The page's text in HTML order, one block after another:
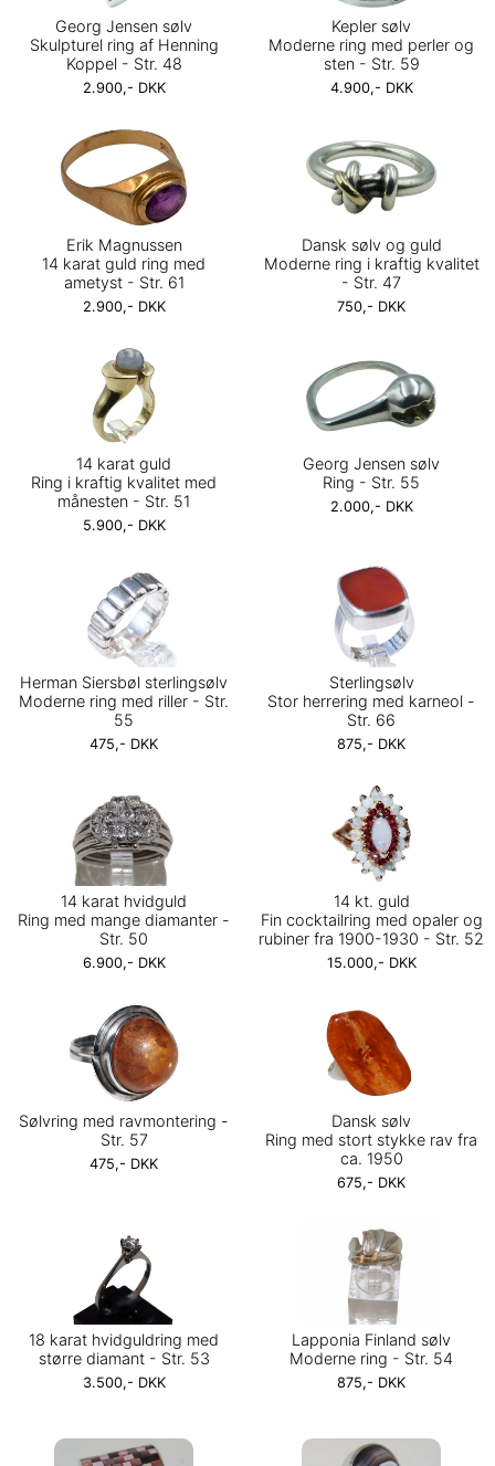
Georg Jensen sølv
Skulpturel ring af Henning
Koppel - Str. 48
2.900,- DKK
Kepler sølv
Moderne ring med perler og
sten - Str. 59
4.900,- DKK
Erik Magnussen
14 karat guld ring med
ametyst - Str. 61
2.900,- DKK
Dansk sølv og guld
Moderne ring i kraftig kvalitet
- Str. 47
750,- DKK
14 karat guld
Ring i kraftig kvalitet med
månesten - Str. 51
5.900,- DKK
Georg Jensen sølv
Ring - Str. 55
2.000,- DKK
Herman Siersbøl sterlingsølv
Moderne ring med riller - Str.
55
475,- DKK
Sterlingsølv
Stor herrering med karneol -
Str. 66
875,- DKK
14 karat hvidguld
Ring med mange diamanter -
Str. 50
6.900,- DKK
14 kt. guld
Fin cocktailring med opaler og
rubiner fra 1900-1930 - Str. 52
15.000,- DKK
Sølvring med ravmontering -
Str. 57
475,- DKK
Dansk sølv
Ring med stort stykke rav fra
ca. 1950
675,- DKK
18 karat hvidguldring med
større diamant - Str. 53
3.500,- DKK
Lapponia Finland sølv
Moderne ring - Str. 54
875,- DKK